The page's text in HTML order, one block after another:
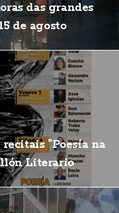
das grandes
de agosto
"Poesía na
Literario